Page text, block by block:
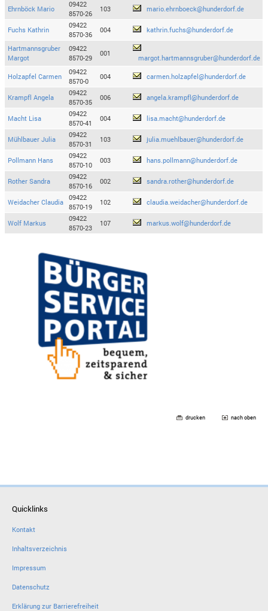
Ehrnböck Mario
09422
8570-26
103 mario.ehrnboeck@hunderdorf.de
Fuchs Kathrin
09422
8570-36
004 kathrin.fuchs@hunderdorf.de
Hartmannsgruber
Margot
09422
8570-29
001
margot.hartmannsgruber@hunderdorf.de
Holzapfel Carmen
09422
8570-0
004 carmen.holzapfel@hunderdorf.de
Krampfl Angela
09422
8570-35
006 angela.krampfl@hunderdorf.de
Macht Lisa
09422
8570-41
004 lisa.macht@hunderdorf.de
Mühlbauer Julia
09422
8570-31
103 julia.muehlbauer@hunderdorf.de
Pollmann Hans
09422
8570-10
003 hans.pollmann@hunderdorf.de
Rother Sandra
09422
8570-16
002 sandra.rother@hunderdorf.de
Weidacher Claudia
09422
8570-19
102 claudia.weidacher@hunderdorf.de
Wolf Markus
09422
8570-23
107 markus.wolf@hunderdorf.de
drucken nach oben
Quicklinks
Kontakt
Inhaltsverzeichnis
Impressum
Datenschutz
Erklärung zur Barrierefreiheit